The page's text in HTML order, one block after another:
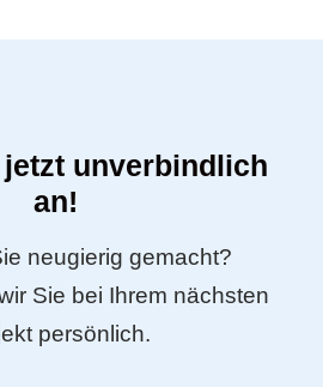
jetzt unverbindlich
an!
neugierig gemacht?
Sie bei Ihrem nächsten
persönlich.